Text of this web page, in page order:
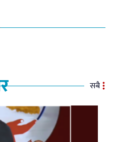
सबै